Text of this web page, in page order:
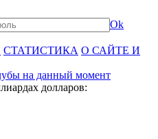
Ok
СТАТИСТИКА О САЙТЕ И
на данный момент
долларов: